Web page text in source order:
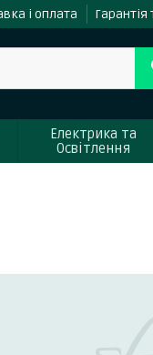
і оплата
Електрика та
Освітлення